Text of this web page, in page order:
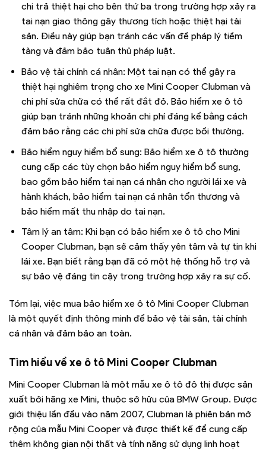
chi trả thiệt hại cho bên thứ ba trong trường hợp xảy ra
tai nạn giao thông gây thương tích hoặc thiệt hại tài
sản. Điều này giúp bạn tránh các vấn đề pháp lý tiềm
tàng và đảm bảo tuân thủ pháp luật.
Bảo vệ tài chính cá nhân: Một tai nạn có thể gây ra
thiệt hại nghiêm trọng cho xe Mini Cooper Clubman và
chi phí sửa chữa có thể rất đắt đỏ. Bảo hiểm xe ô tô
giúp bạn tránh những khoản chi phí đáng kể bằng cách
đảm bảo rằng các chi phí sửa chữa được bồi thường.
Bảo hiểm nguy hiểm bổ sung: Bảo hiểm xe ô tô thường
cung cấp các tùy chọn bảo hiểm nguy hiểm bổ sung,
bao gồm bảo hiểm tai nạn cá nhân cho người lái xe và
hành khách, bảo hiểm tai nạn cá nhân tổn thương và
bảo hiểm mất thu nhập do tai nạn.
Tâm lý an tâm: Khi bạn có bảo hiểm xe ô tô cho Mini
Cooper Clubman, bạn sẽ cảm thấy yên tâm và tự tin khi
lái xe. Bạn biết rằng bạn đã có một hệ thống hỗ trợ và
sự bảo vệ đáng tin cậy trong trường hợp xảy ra sự cố.
Tóm lại, việc mua bảo hiểm xe ô tô Mini Cooper Clubman
là một quyết định thông minh để bảo vệ tài sản, tài chính
cá nhân và đảm bảo an toàn.
Tìm hiểu về xe ô tô Mini Cooper Clubman
Mini Cooper Clubman là một mẫu xe ô tô đô thị được sản
xuất bởi hãng xe Mini, thuộc sở hữu của BMW Group. Được
giới thiệu lần đầu vào năm 2007, Clubman là phiên bản mở
rộng của mẫu Mini Cooper và được thiết kế để cung cấp
thêm không gian nội thất và tính năng sử dụng linh hoạt